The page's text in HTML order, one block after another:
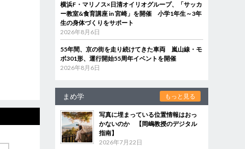
横浜F・マリノス×日清オイリオグループ、「サッカ
ー教室&食育講座 in 宮崎」を開催 小学1年生～3年
生の身体づくりをサポート
2026年8月6日
55年間、京の街を走り続けてきた車両 嵐山線・モ
ボ301形、運行開始55周年イベントを開催
2026年8月6日
まめ学 もっと見る
写真に埋まっている位置情報はおっ
かないのか 【岡嶋教授のデジタル
指南】
2026年7月22日